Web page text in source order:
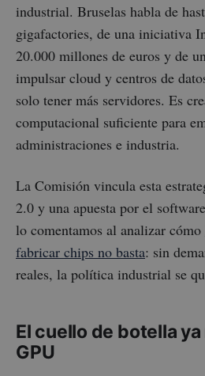
industrial. Bruselas habla de
gigafactories, de una iniciativa
20.000 millones de euros y de
impulsar cloud y centros de
solo tener más servidores. Es
computacional suficiente para
administraciones e industria.
La Comisión vincula esta
2.0 y una apuesta por el
lo comentamos al analizar cómo
fabricar chips no basta: sin
reales, la política industrial se
El cuello de botella
GPU